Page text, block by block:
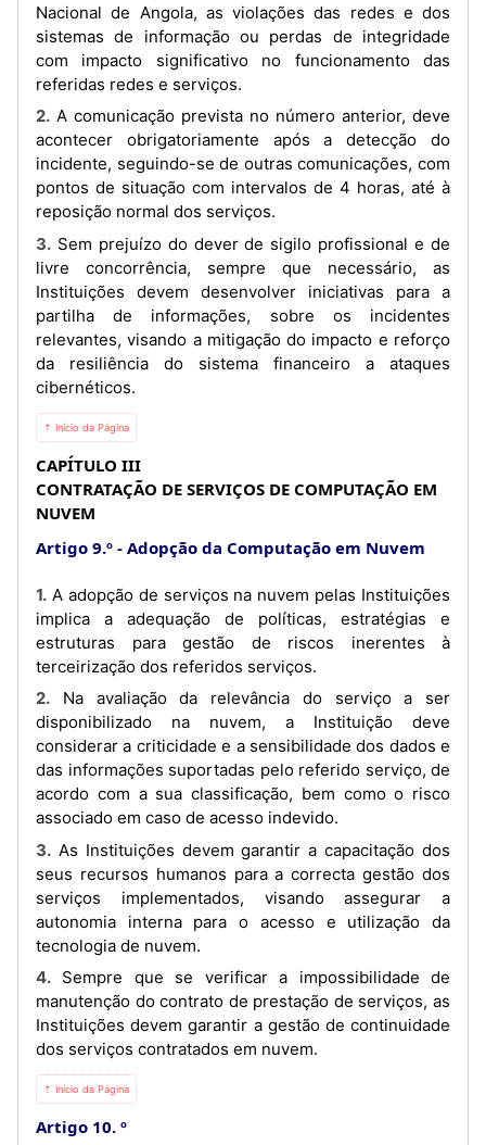
Nacional de Angola, as violações das redes e dos
sistemas de informação ou perdas de integridade
com impacto significativo no funcionamento das
referidas redes e serviços.
2. A comunicação prevista no número anterior, deve
acontecer obrigatoriamente após a detecção do
incidente, seguindo-se de outras comunicações, com
pontos de situação com intervalos de 4 horas, até à
reposição normal dos serviços.
3. Sem prejuízo do dever de sigilo profissional e de
livre concorrência, sempre que necessário, as
Instituições devem desenvolver iniciativas para a
partilha de informações, sobre os incidentes
relevantes, visando a mitigação do impacto e reforço
da resiliência do sistema financeiro a ataques
cibernéticos.
⇡ Início da Página
CAPÍTULO III
CONTRATAÇÃO DE SERVIÇOS DE COMPUTAÇÃO EM
NUVEM
Artigo 9.º
Adopção da Computação em Nuvem
1. A adopção de serviços na nuvem pelas Instituições
implica a adequação de políticas, estratégias e
estruturas para gestão de riscos inerentes à
terceirização dos referidos serviços.
2. Na avaliação da relevância do serviço a ser
disponibilizado na nuvem, a Instituição deve
considerar a criticidade e a sensibilidade dos dados e
das informações suportadas pelo referido serviço, de
acordo com a sua classificação, bem como o risco
associado em caso de acesso indevido.
3. As Instituições devem garantir a capacitação dos
seus recursos humanos para a correcta gestão dos
serviços implementados, visando assegurar a
autonomia interna para o acesso e utilização da
tecnologia de nuvem.
4. Sempre que se verificar a impossibilidade de
manutenção do contrato de prestação de serviços, as
Instituições devem garantir a gestão de continuidade
dos serviços contratados em nuvem.
⇡ Início da Página
Artigo 10. º